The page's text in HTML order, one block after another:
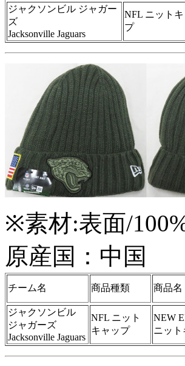
ジャクソンビル ジャガー
ズ
Jacksonville Jaguars
NFL ニットキ
プ
※素材:表面/
原産国：中国
チーム名 商品種類 商品名
ジャクソンビル
ジャガーズ
Jacksonville Jaguars
NFL ニット
キャップ
NEW
ニッ